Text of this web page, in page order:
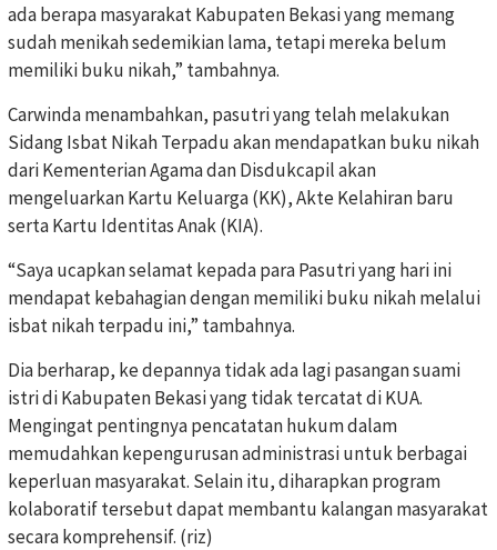
ada berapa masyarakat Kabupaten Bekasi yang memang
sudah menikah sedemikian lama, tetapi mereka belum
memiliki buku nikah,” tambahnya.
Carwinda menambahkan, pasutri yang telah melakukan
Sidang Isbat Nikah Terpadu akan mendapatkan buku nikah
dari Kementerian Agama dan Disdukcapil akan
mengeluarkan Kartu Keluarga (KK), Akte Kelahiran baru
serta Kartu Identitas Anak (KIA).
“Saya ucapkan selamat kepada para Pasutri yang hari ini
mendapat kebahagian dengan memiliki buku nikah melalui
isbat nikah terpadu ini,” tambahnya.
Dia berharap, ke depannya tidak ada lagi pasangan suami
istri di Kabupaten Bekasi yang tidak tercatat di KUA.
Mengingat pentingnya pencatatan hukum dalam
memudahkan kepengurusan administrasi untuk berbagai
keperluan masyarakat. Selain itu, diharapkan program
kolaboratif tersebut dapat membantu kalangan masyarakat
secara komprehensif. (riz)